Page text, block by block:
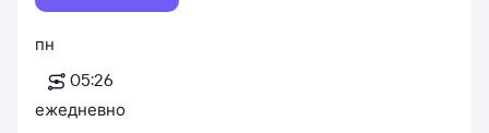
пн
05:26
ежедневно